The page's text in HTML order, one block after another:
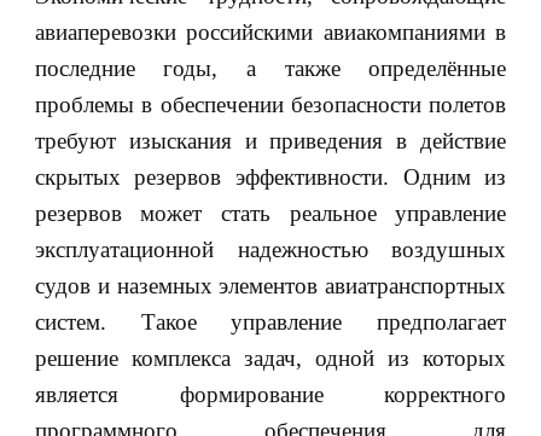
авиаперевозки российскими авиакомпаниями в
последние годы, а также определённые
проблемы в обеспечении безопасности полетов
требуют изыскания и приведения в действие
скрытых резервов эффективности. Одним из
резервов может стать реальное управление
эксплуатационной надежностью воздушных
судов и наземных элементов авиатранспортных
систем. Такое управление предполагает
решение комплекса задач, одной из которых
является формирование корректного
программного обеспечения для